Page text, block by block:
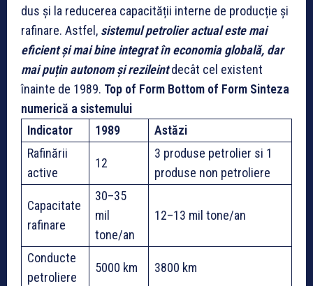
dus și la reducerea capacității interne de producție și
rafinare. Astfel, sistemul petrolier actual este mai
eficient și mai bine integrat în economia globală, dar
mai puțin autonom și rezileintdecât cel existent
înainte de 1989. Top of Form Bottom of Form Sinteza
numerică a sistemului
Indicator
1989
Astăzi
Rafinării
active
12
3 produse petrolier si 1
produse non petroliere
Capacitate
rafinare
30–35
mil
tone/an
12–13 mil tone/an
Conducte
petroliere
5000 km 3800 km